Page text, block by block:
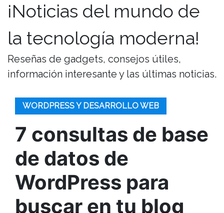
¡Noticias del mundo de
la tecnología moderna!
Reseñas de gadgets, consejos útiles,
información interesante y las últimas noticias.
WORDPRESS Y DESARROLLO WEB
7 consultas de base
de datos de
WordPress para
buscar en tu blog